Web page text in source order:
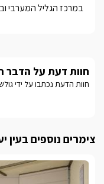
סוויטת "Real"
חוות דעת על הדבר
חוות הדעת נכתבו על ידי
צימרים נוספים בעין